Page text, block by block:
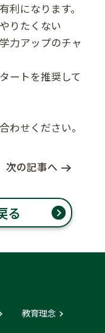
利になります。
りたくない
力アップのチャ
ートを推奨して
わせください。
次の記事へ
る
教育理念